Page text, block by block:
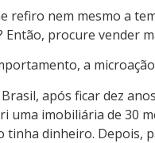
refiro nem mesmo a
Então, procure vender
a
após ficar dez
uma imobiliária de 30
dinheiro. Depois,